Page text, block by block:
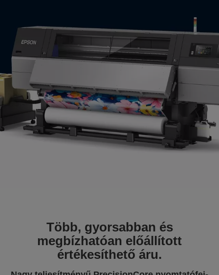
Több, gyorsabban és
megbízhatóan előállított
értékesíthető áru.